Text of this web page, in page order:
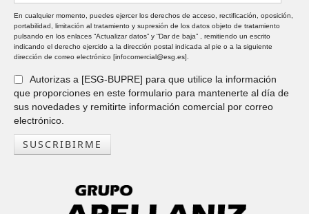
En cualquier momento, puedes ejercer los derechos de acceso, rectificación, oposición,
portabilidad, limitación al tratamiento y supresión de los datos objeto de tratamiento
pulsando en los enlaces “Actualizar datos” y “Dar de baja” , remitiendo un escrito
indicando el derecho ejercido a la dirección postal indicada al pie o a la siguiente
dirección de correo electrónico [infocomercial@esg.es].
Autorizas a [ESG-BUPRE] para que utilice la información
que proporciones en este formulario para mantenerte al día de
sus novedades y remitirte información comercial por correo
electrónico.
SUSCRIBIRME